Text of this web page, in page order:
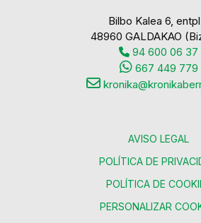
Bilbo Kalea 6,
48960 GALDAKAO
94 600 06 37
667 449 779
AVISO LEGAL
POLÍTICA DE
POLÍTICA DE
PERSONALIZAR